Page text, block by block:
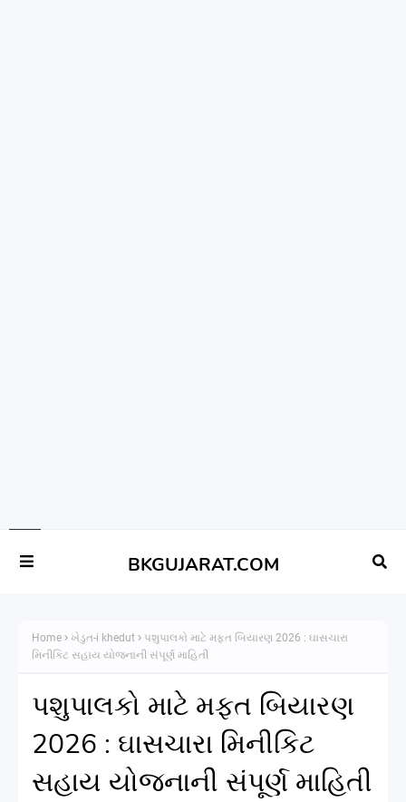
BKGUJARAT.COM
Home ખેડુત-i khedut
પશુપાલકો માટે મફત બિયારણ 2026 : ઘાસચારા
મિનીકિટ સહાય યોજનાની સંપૂર્ણ માહિતી
પશુપાલકો માટે મફત બિયારણ
2026 : ઘાસચારા મિનીકિટ
સહાય યોજનાની સંપૂર્ણ માહિતી